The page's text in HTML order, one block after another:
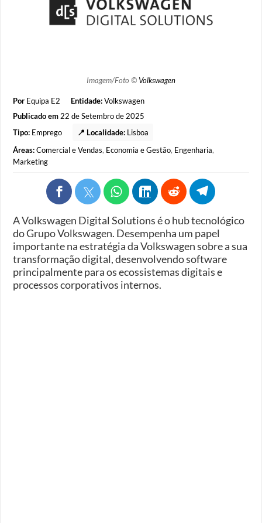
Imagem/Foto © Volkswagen
Por Equipa E2 Entidade:Volkswagen
Publicado em 22 de Setembro de 2025
Tipo: Emprego 📍 Localidade: Lisboa
Áreas: Comercial e Vendas, Economia e Gestão, Engenharia,
Marketing
A Volkswagen Digital Solutions é o hub tecnológico
do Grupo Volkswagen. Desempenha um papel
importante na estratégia da Volkswagen sobre a sua
transformação digital, desenvolvendo software
principalmente para os ecossistemas digitais e
processos corporativos internos.